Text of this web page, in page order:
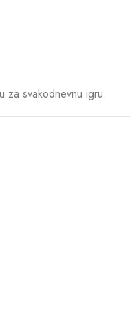
za svakodnevnu igru.